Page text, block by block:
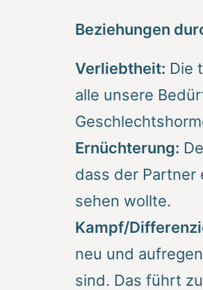
Beziehungen
Verliebtheit: Die
alle unsere
Ernüchterung:
dass der Partner
sehen wollte.
Kampf/
neu und
sind. Das führt